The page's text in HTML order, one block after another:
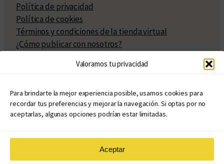
Valoramos tu privacidad
Para brindarte la mejor experiencia posible, usamos cookies para
recordar tus preferencias y mejorar la navegación. Si optas por no
aceptarlas, algunas opciones podrían estar limitadas.
Aceptar
Política de privacidad
Política de cookies
Términos y condiciones de la tienda virtual
¿Cómo publicar con nosotros?
Políticas de publicación
Políticas de coedición
Atribuciones